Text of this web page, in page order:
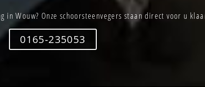
in Wouw? Onze schoorsteenvegers staan direct voor u
0165-235053